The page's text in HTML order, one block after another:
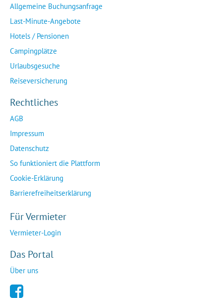
Allgemeine Buchungsanfrage
Last-Minute-Angebote
Hotels / Pensionen
Campingplätze
Urlaubsgesuche
Reiseversicherung
Rechtliches
AGB
Impressum
Datenschutz
So funktioniert die Plattform
Cookie-Erklärung
Barrierefreiheitserklärung
Für Vermieter
Vermieter-Login
Das Portal
Über uns